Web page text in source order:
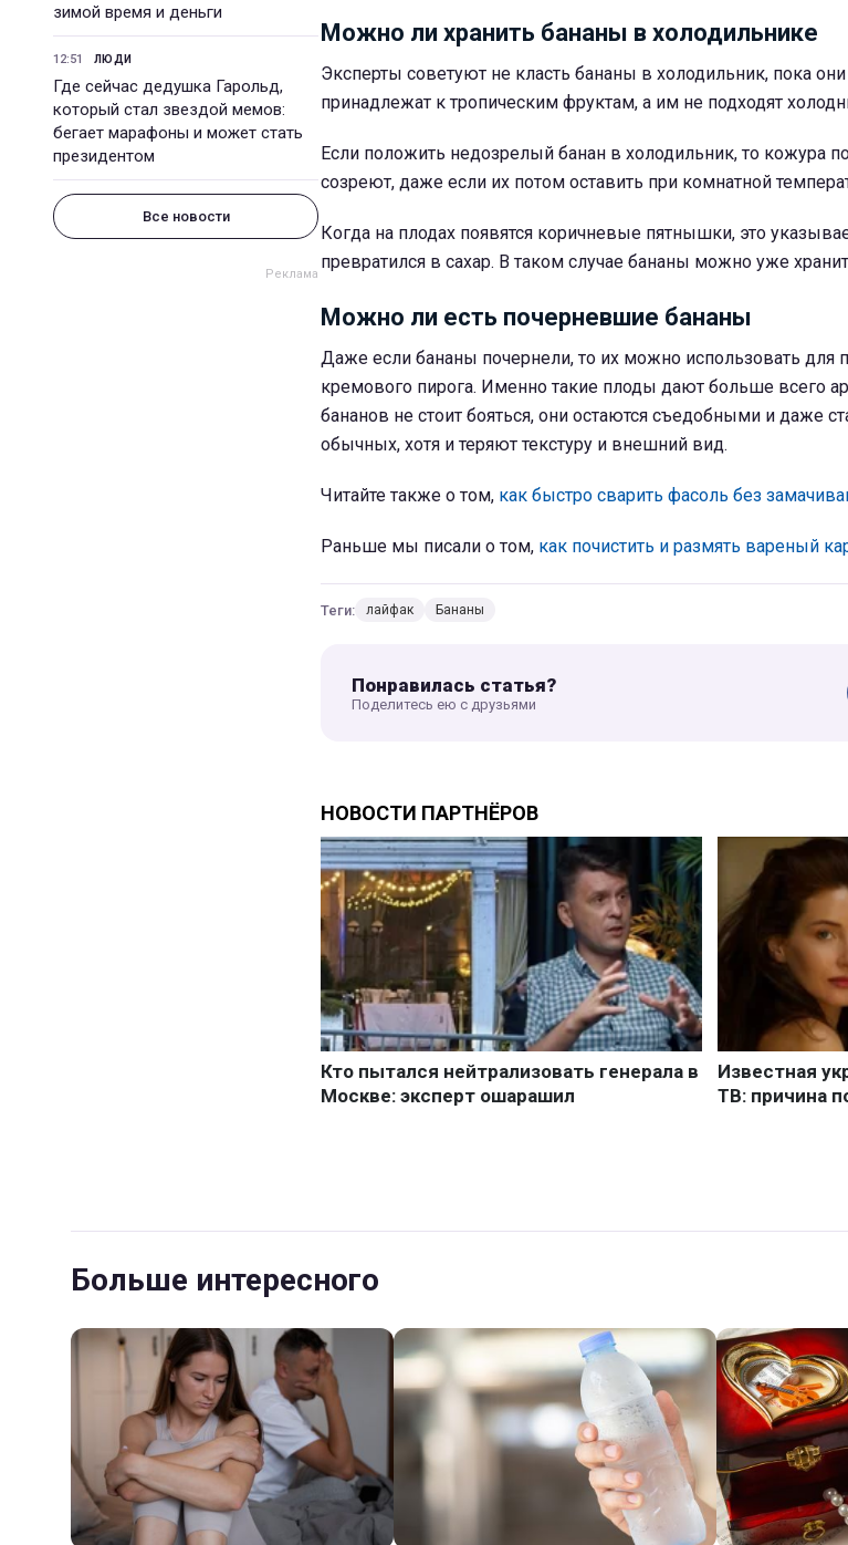
зимой время и деньги
12:51 ЛЮДИ
Где сейчас дедушка Гарольд,
который стал звездой мемов:
бегает марафоны и может стать
президентом
Все новости
Можно ли хранить бананы в холодильнике
Эксперты советуют не класть бананы в холодильник, пока
принадлежат к тропическим фруктам, а им не подходят
Если положить недозрелый банан в холодильник, то кожура
созреют, даже если их потом оставить при комнатной
Когда на плодах появятся коричневые пятнышки, это
превратился в сахар. В таком случае бананы можно уже
Можно ли есть почерневшие бананы
Даже если бананы почернели, то их можно использовать для
кремового пирога. Именно такие плоды дают больше всего
бананов не стоит бояться, они остаются съедобными и даже
обычных, хотя и теряют текстуру и внешний вид.
Читайте также о том, как быстро сварить фасоль без
Раньше мы писали о том, как почистить и размять вареный
Теги: лайфак Бананы
Понравилась статья?
Поделитесь ею с друзьями
Больше интересного